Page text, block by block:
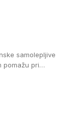
samolepljive
pomažu pri